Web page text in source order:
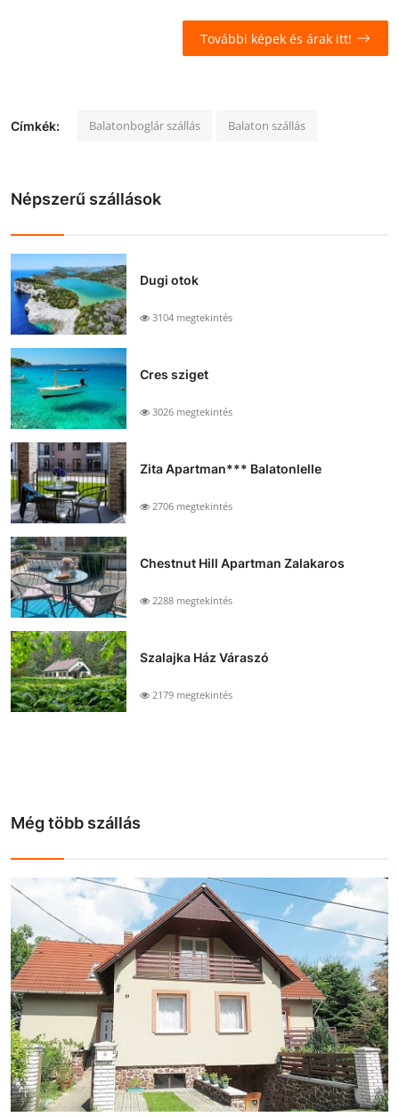
További képek és árak itt!
Címkék: Balatonboglár szállás Balaton szállás
Népszerű szállások
Dugi otok
3104 megtekintés
Cres sziget
3026 megtekintés
Zita Apartman*** Balatonlelle
2706 megtekintés
Chestnut Hill Apartman Zalakaros
2288 megtekintés
Szalajka Ház Váraszó
2179 megtekintés
Még több szállás